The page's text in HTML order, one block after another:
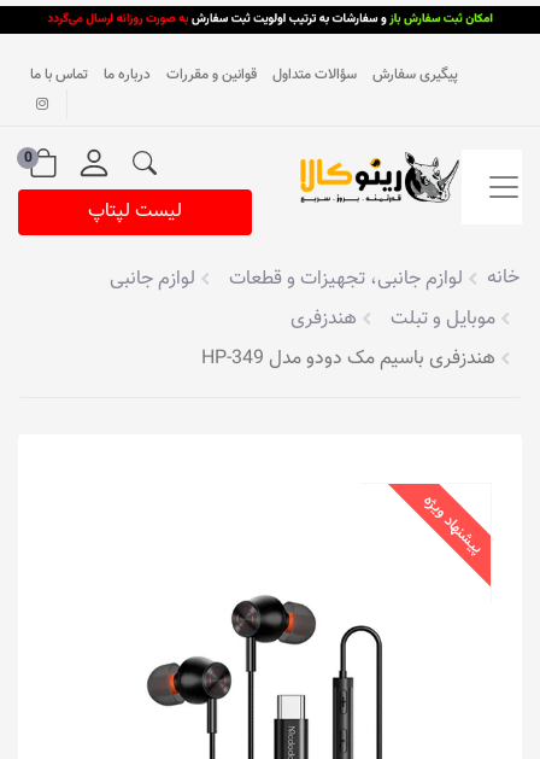
پیگیری سفارش سؤالات متداول قوانین و مقررات درباره ما تماس با ما
0
لیست لپتاپ
خانه لوازم جانبی، تجهیزات و قطعات
لوازم جانبی
موبایل و تبلت
هندزفری
هندزفری با‌سیم مک دودو مدل HP-349
پیشنهاد ویژه